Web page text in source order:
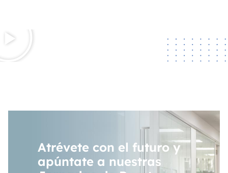
Atrévete con el futuro y
apúntate a nuestras